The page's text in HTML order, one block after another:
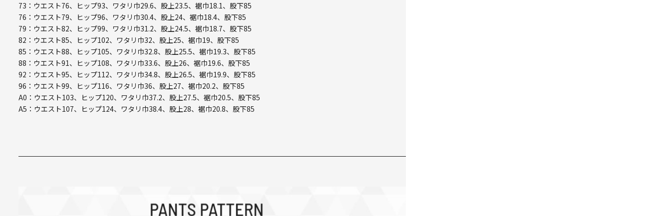
73：ウエスト76、ヒップ93、ワタリ巾29.6、股上23.5、裾巾18.1、股下85
76：ウエスト79、ヒップ96、ワタリ巾30.4、股上24、裾巾18.4、股下85
79：ウエスト82、ヒップ99、ワタリ巾31.2、股上24.5、裾巾18.7、股下85
82：ウエスト85、ヒップ102、ワタリ巾32、股上25、裾巾19、股下85
85：ウエスト88、ヒップ105、ワタリ巾32.8、股上25.5、裾巾19.3、股下85
88：ウエスト91、ヒップ108、ワタリ巾33.6、股上26、裾巾19.6、股下85
92：ウエスト95、ヒップ112、ワタリ巾34.8、股上26.5、裾巾19.9、股下85
96：ウエスト99、ヒップ116、ワタリ巾36、股上27、裾巾20.2、股下85
A0：ウエスト103、ヒップ120、ワタリ巾37.2、股上27.5、裾巾20.5、股下85
A5：ウエスト107、ヒップ124、ワタリ巾38.4、股上28、裾巾20.8、股下85